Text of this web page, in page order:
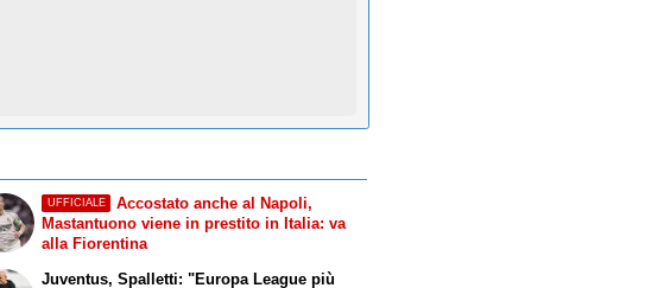
UFFICIALE
Accostato anche al Napoli,
Mastantuono viene in prestito in Italia: va
alla Fiorentina
Juventus, Spalletti: "Europa League più